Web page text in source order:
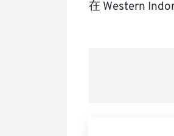
在 Western